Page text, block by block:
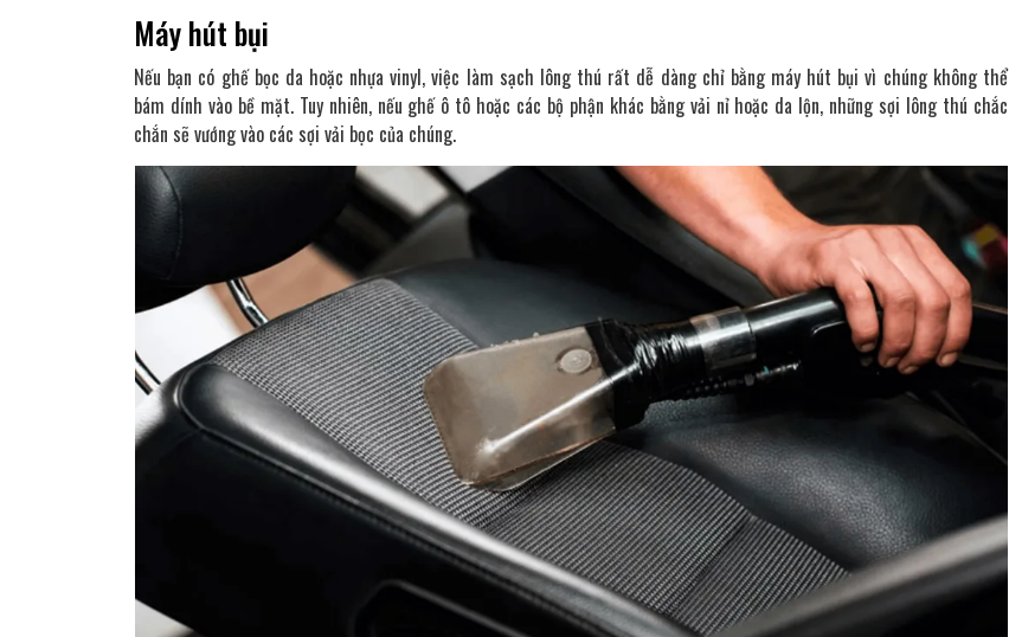
Máy hút bụi
Nếu bạn có ghế bọc da hoặc nhựa vinyl, việc làm sạch lông thú rất dễ dàng chỉ bằng máy hút bụi vì chúng không thể
bám dính vào bề mặt. Tuy nhiên, nếu ghế ô tô hoặc các bộ phận khác bằng vải nỉ hoặc da lộn, những sợi lông thú chắc
chắn sẽ vướng vào các sợi vải bọc của chúng.